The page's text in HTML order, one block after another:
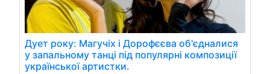
Дует року: Магучіх і Дорофєєва об'єдналися
у запальному танці під популярні композиції
української артистки.